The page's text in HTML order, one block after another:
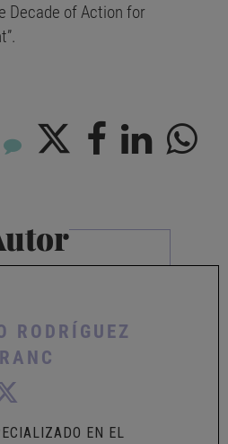
Decade of Action for
RODRÍGUEZ
EN EL